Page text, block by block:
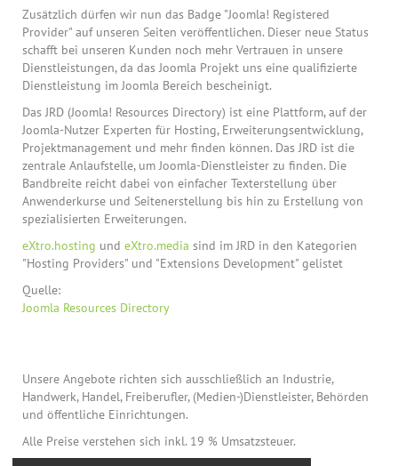
Zusätzlich dürfen wir nun das Badge "Joomla! Registered
Provider" auf unseren Seiten veröffentlichen. Dieser neue Status
schafft bei unseren Kunden noch mehr Vertrauen in unsere
Dienstleistungen, da das Joomla Projekt uns eine qualifizierte
Dienstleistung im Joomla Bereich bescheinigt.
Das JRD (Joomla! Resources Directory) ist eine Plattform, auf der
Joomla-Nutzer Experten für Hosting, Erweiterungsentwicklung,
Projektmanagement und mehr finden können. Das JRD ist die
zentrale Anlaufstelle, um Joomla-Dienstleister zu finden. Die
Bandbreite reicht dabei von einfacher Texterstellung über
Anwenderkurse und Seitenerstellung bis hin zu Erstellung von
spezialisierten Erweiterungen.
eXtro.hosting und eXtro.media sind im JRD in den Kategorien
"Hosting Providers" und "Extensions Development" gelistet
Quelle:
Joomla Resources Directory
Unsere Angebote richten sich ausschließlich an Industrie,
Handwerk, Handel, Freiberufler, (Medien-)Dienstleister, Behörden
und öffentliche Einrichtungen.
Alle Preise verstehen sich inkl. 19 % Umsatzsteuer.